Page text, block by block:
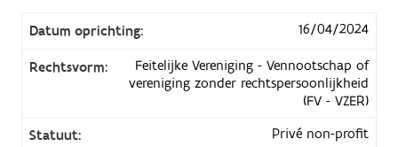
Datum oprichting: 16/04/2024
Rechtsvorm:
Feitelijke Vereniging - Vennootschap of
vereniging zonder rechtspersoonlijkheid
(FV - VZER)
Statuut:
Privé non-profit